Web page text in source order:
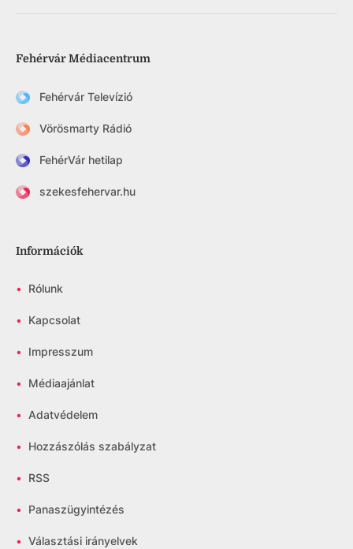
Fehérvár Médiacentrum
Fehérvár Televízió
Vörösmarty Rádió
FehérVár hetilap
szekesfehervar.hu
Információk
• Rólunk
• Kapcsolat
• Impresszum
• Médiaajánlat
• Adatvédelem
• Hozzászólás szabályzat
• RSS
• Panaszügyintézés
• Választási irányelvek